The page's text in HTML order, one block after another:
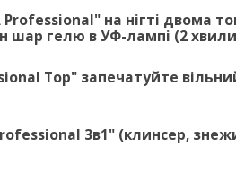
Professional" на нігті двома
гелю в УФ-лампі (2
Top" запечатуйте
3в1" (клинсер,